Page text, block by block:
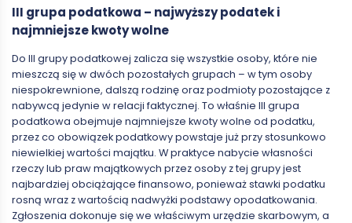
III grupa podatkowa – najwyższy podatek i
najmniejsze kwoty wolne
Do III grupy podatkowej zalicza się wszystkie osoby, które nie
mieszczą się w dwóch pozostałych grupach – w tym osoby
niespokrewnione, dalszą rodzinę oraz podmioty pozostające z
nabywcą jedynie w relacji faktycznej. To właśnie III grupa
podatkowa obejmuje najmniejsze kwoty wolne od podatku,
przez co obowiązek podatkowy powstaje już przy stosunkowo
niewielkiej wartości majątku. W praktyce nabycie własności
rzeczy lub praw majątkowych przez osoby z tej grupy jest
najbardziej obciążające finansowo, ponieważ stawki podatku
rosną wraz z wartością nadwyżki podstawy opodatkowania.
Zgłoszenia dokonuje się we właściwym urzędzie skarbowym, a